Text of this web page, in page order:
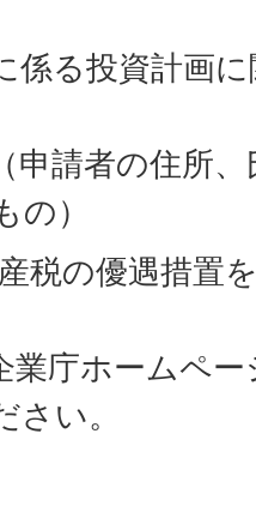
係る投資計画
申請者の住所
の）
産税の優遇措置
業庁ホームペ
さい。